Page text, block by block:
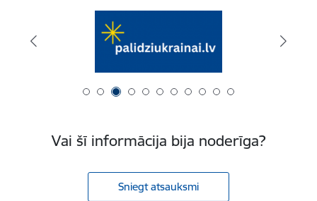
Vai šī informācija bija noderīga?
Sniegt atsauksmi